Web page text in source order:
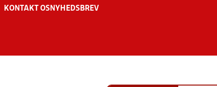
KONTAKT OS NYHEDSBREV